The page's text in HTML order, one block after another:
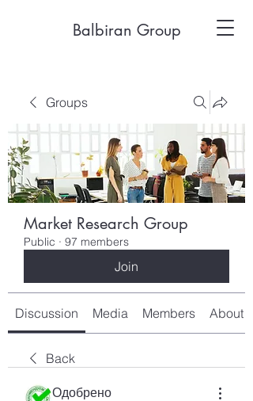
Balbiran Group
Groups
Market Research Group
Public · 97 members
Join
Discussion Media Members About
Back
Одобрено